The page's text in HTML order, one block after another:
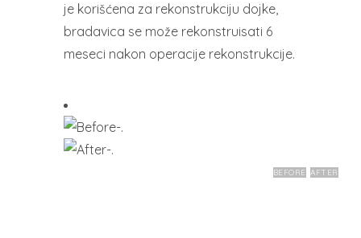
je korišćena za rekonstrukciju dojke,
bradavica se može rekonstruisati 6
meseci nakon operacije rekonstrukcije.
BEFORE AFTER